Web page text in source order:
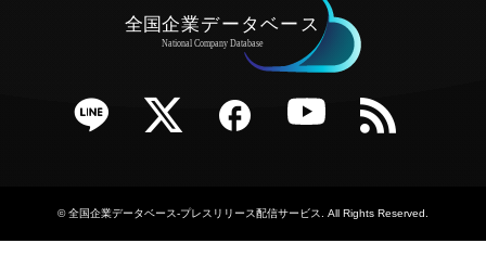
Twitter Facebook YouTube RSS
©全国企業データベース-プレスリリース配信サービス . All Rights Reserved.